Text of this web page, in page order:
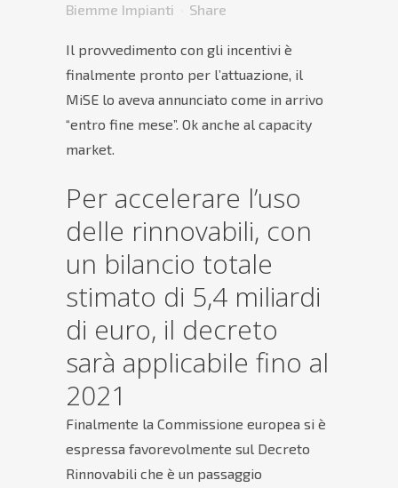
Biemme Impianti
Share
Il provvedimento con gli incentivi è
finalmente pronto per l’attuazione, il
MiSE lo aveva annunciato come in arrivo
“entro fine mese”. Ok anche al capacity
market.
Per accelerare l’uso
delle rinnovabili, con
un bilancio totale
stimato di 5,4 miliardi
di euro, il decreto
sarà applicabile fino al
2021
Finalmente la Commissione europea si è
espressa favorevolmente sul Decreto
Rinnovabili che è un passaggio